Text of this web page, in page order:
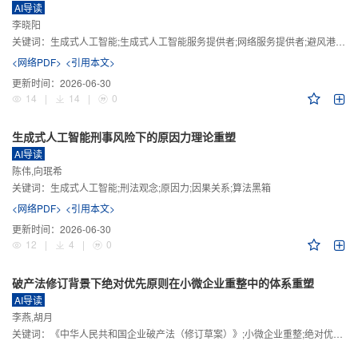
AI导读
李晓阳
关键词： 生成式人工智能;生成式人工智能服务提供者;网络服务提供者;避风港规则;版权责任
<网络PDF> <引用本文>
更新时间： 2026-06-30
14
| 14 | 0
生成式人工智能刑事风险下的原因力理论重塑
AI导读
陈伟,向珉希
关键词： 生成式人工智能;刑法观念;原因力;因果关系;算法黑箱
<网络PDF> <引用本文>
更新时间： 2026-06-30
12
| 4 | 0
破产法修订背景下绝对优先原则在小微企业重整中的体系重塑
AI导读
李燕,胡月
关键词：
《中华人民共和国企业破产法（修订草案）》;小微企业重整;绝对优先原则;股东权益保留;预期可支配收入标准